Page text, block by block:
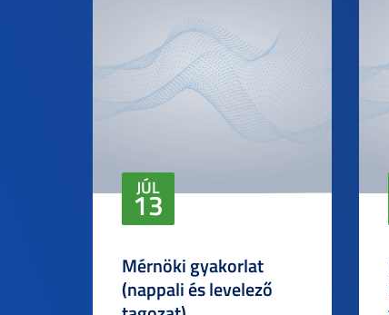
JÚL
13
Mérnöki gyakorlat
(nappali és levelező